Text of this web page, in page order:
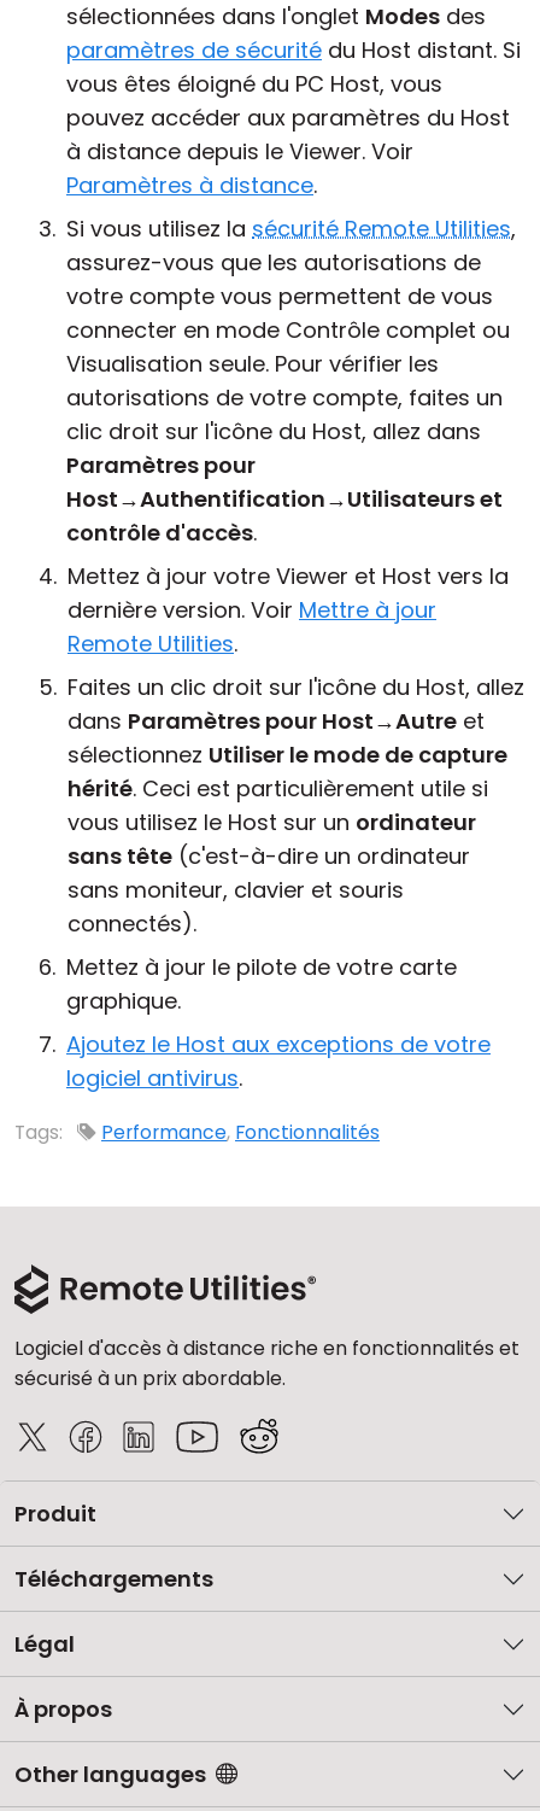
sélectionnées dans l'onglet Modes des
paramètres de sécurité du Host distant. Si
vous êtes éloigné du PC Host, vous
pouvez accéder aux paramètres du Host
à distance depuis le Viewer. Voir
Paramètres à distance.
Si vous utilisez la sécurité Remote Utilities,
assurez-vous que les autorisations de
votre compte vous permettent de vous
connecter en mode Contrôle complet ou
Visualisation seule. Pour vérifier les
autorisations de votre compte, faites un
clic droit sur l'icône du Host, allez dans
Paramètres pour
Host→Authentification→Utilisateurs et
contrôle d'accès.
Mettez à jour votre Viewer et Host vers la
dernière version. Voir Mettre à jour
Remote Utilities.
Faites un clic droit sur l'icône du Host, allez
dans Paramètres pour Host→Autre et
sélectionnez Utiliser le mode de capture
hérité. Ceci est particulièrement utile si
vous utilisez le Host sur un ordinateur
sans tête (c'est-à-dire un ordinateur
sans moniteur, clavier et souris
connectés).
Mettez à jour le pilote de votre carte
graphique.
Ajoutez le Host aux exceptions de votre
logiciel antivirus.
Tags: Performance, Fonctionnalités
Logiciel d'accès à distance riche en fonctionnalités et
sécurisé à un prix abordable.
Produit
Téléchargements
Légal
À propos
Other languages